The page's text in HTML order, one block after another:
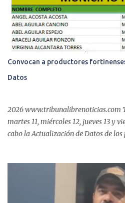
desarrollo y la nutrición de niñas,
importante etapa de vida. Durante la
Súper Ahorros, el director del
Adiel Pereda, realizó un recorrido
Convocan a productores
Datos
Fortín, Ver. |
2026 www.tribunalibrenoticias.com
martes 11, miércoles 12, jueves 13 y
cabo la Actualización de Datos de
Alfonso Efraín Marín Delfín, informa
municipio sobre este proceso que
Agricultura, a través del CADER